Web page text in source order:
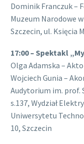
Dominik Franczuk –
Muzeum Narodowe
Szczecin, ul. Księcia
17:00 – Spektakl
Olga Adamska –
Wojciech Gunia –
Audytorium im. prof.
s.137, Wydział
Uniwersytetu
10, Szczecin